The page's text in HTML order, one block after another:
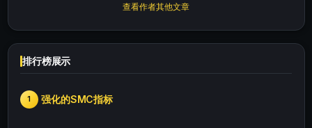
查看作者其他文章
排行榜展示
1 强化的SMC指标